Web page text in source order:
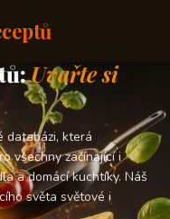
Uvařte si
databázi, která
všechny začínající i
a domácí kuchtíky. Náš
světa světové i